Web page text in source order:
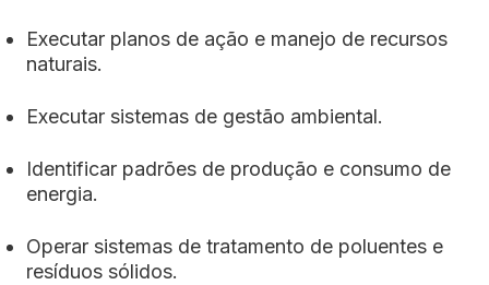
Executar planos de ação e manejo de recursos
naturais.
Executar sistemas de gestão ambiental.
Identificar padrões de produção e consumo de
energia.
Operar sistemas de tratamento de poluentes e
resíduos sólidos.